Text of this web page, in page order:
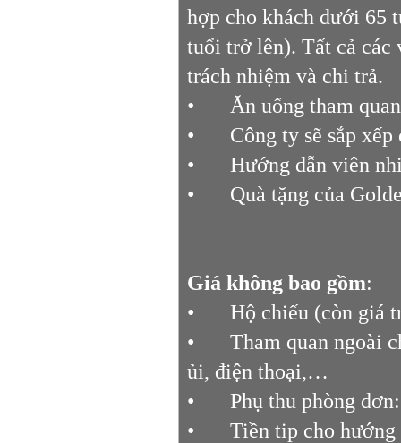
hợp cho khách dưới 65
tuổi trở lên). Tất cả các
trách nhiệm và chi trả.
•
Ăn uống tham
•
Công ty sẽ sắp
•
Hướng dẫn viên
•
Quà tặng của
Giá không bao gồm:
•
Hộ chiếu (còn giá
•
Tham quan ngoài
ủi, điện thoại,…
•
Phụ thu phòng
•
Tiền tip cho